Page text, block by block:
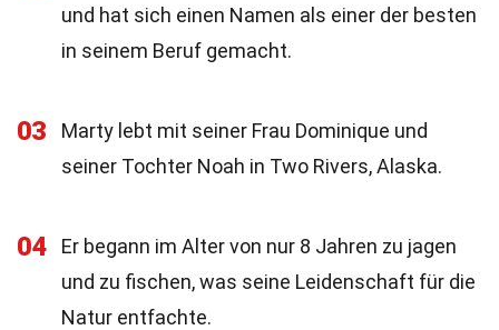
und hat sich einen Namen als einer der besten
in seinem Beruf gemacht.
03
Marty lebt mit seiner Frau Dominique und
seiner Tochter Noah in Two Rivers, Alaska.
04
Er begann im Alter von nur 8 Jahren zu jagen
und zu fischen, was seine Leidenschaft für die
Natur entfachte.